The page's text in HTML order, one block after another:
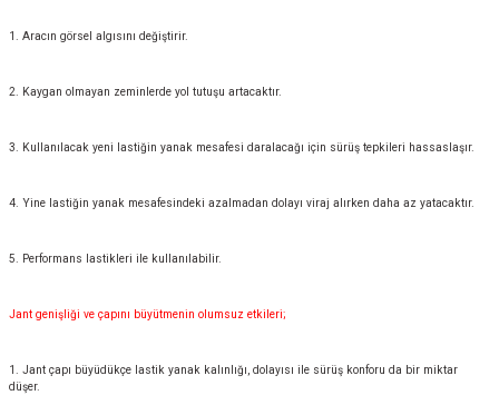
1. Aracın görsel algısını değiştirir.
2. Kaygan olmayan zeminlerde yol tutuşu artacaktır.
3. Kullanılacak yeni lastiğin yanak mesafesi daralacağı için sürüş tepkileri hassaslaşır.
4. Yine lastiğin yanak mesafesindeki azalmadan dolayı viraj alırken daha az yatacaktır.
5. Performans lastikleri ile kullanılabilir.
Jant genişliği ve çapını büyütmenin olumsuz etkileri;
1. Jant çapı büyüdükçe lastik yanak kalınlığı, dolayısı ile sürüş konforu da bir miktar
düşer.